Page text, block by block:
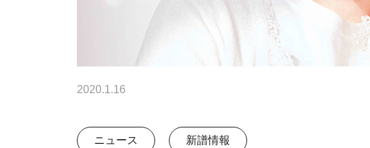
2020.1.16
ニュース 新譜情報